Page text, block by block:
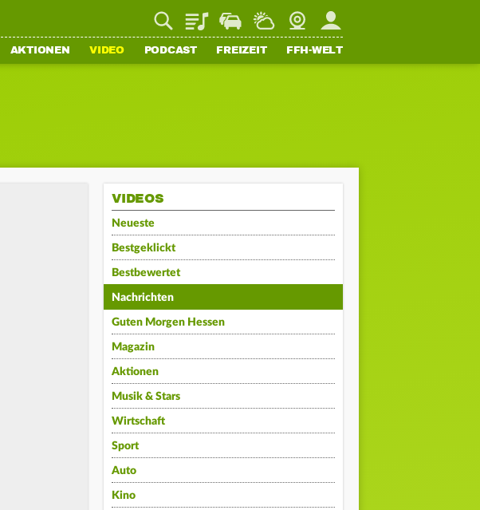
PlaylistStaupilotWetterWebcamMein FFH
AKTIONEN VIDEO PODCAST FREIZEIT FFH-WELT
VIDEOS
Neueste
Bestgeklickt
Bestbewertet
Nachrichten
Guten Morgen Hessen
Magazin
Aktionen
Musik & Stars
Wirtschaft
Sport
Auto
Kino